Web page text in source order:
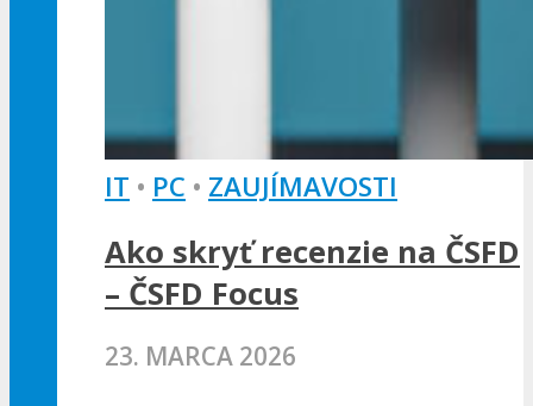
IT • PC • ZAUJÍMAVOSTI
Ako skryť recenzie na ČSFD
– ČSFD Focus
23. MARCA 2026